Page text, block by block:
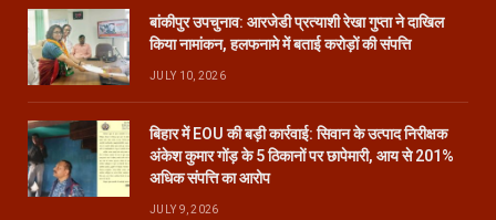
बांकीपुर उपचुनाव: आरजेडी प्रत्याशी रेखा गुप्ता ने दाखिल
किया नामांकन, हलफनामे में बताई करोड़ों की संपत्ति
JULY 10, 2026
बिहार में EOU की बड़ी कार्रवाई: सिवान के उत्पाद निरीक्षक
अंकेश कुमार गोंड़ के 5 ठिकानों पर छापेमारी, आय से 201%
अधिक संपत्ति का आरोप
JULY 9, 2026